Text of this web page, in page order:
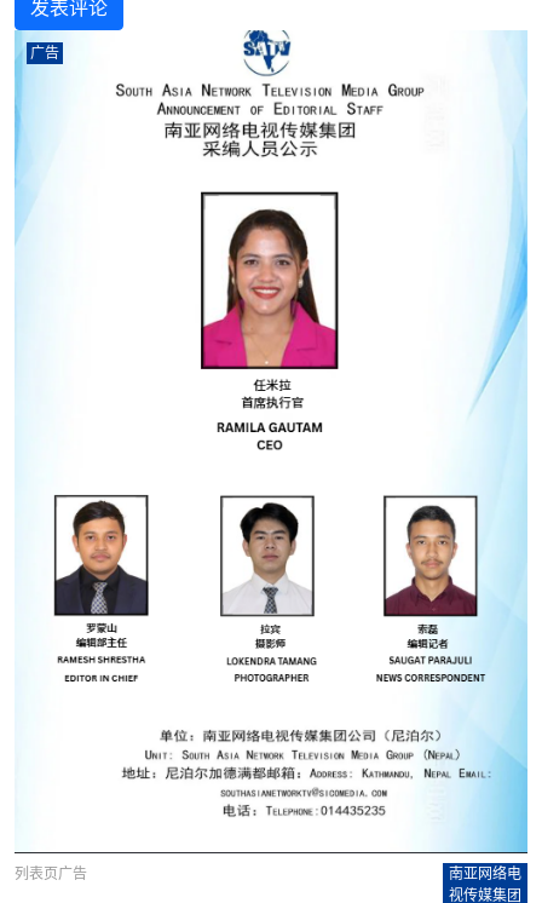
广告
列表页广告
南亚网络电
视传媒集团